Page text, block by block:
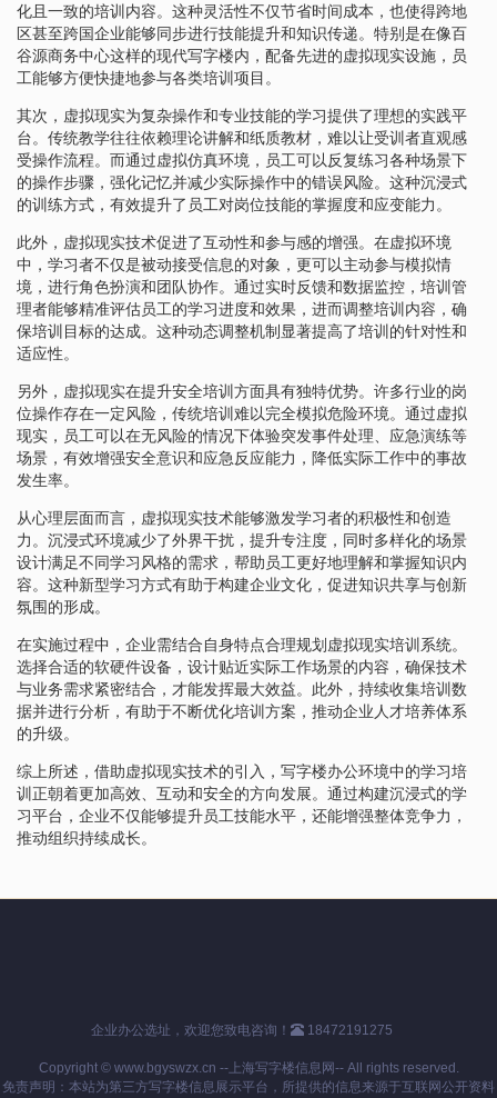
化且一致的培训内容。这种灵活性不仅节省时间成本，也使得跨地
区甚至跨国企业能够同步进行技能提升和知识传递。特别是在像百
谷源商务中心这样的现代写字楼内，配备先进的虚拟现实设施，员
工能够方便快捷地参与各类培训项目。
其次，虚拟现实为复杂操作和专业技能的学习提供了理想的实践平
台。传统教学往往依赖理论讲解和纸质教材，难以让受训者直观感
受操作流程。而通过虚拟仿真环境，员工可以反复练习各种场景下
的操作步骤，强化记忆并减少实际操作中的错误风险。这种沉浸式
的训练方式，有效提升了员工对岗位技能的掌握度和应变能力。
此外，虚拟现实技术促进了互动性和参与感的增强。在虚拟环境
中，学习者不仅是被动接受信息的对象，更可以主动参与模拟情
境，进行角色扮演和团队协作。通过实时反馈和数据监控，培训管
理者能够精准评估员工的学习进度和效果，进而调整培训内容，确
保培训目标的达成。这种动态调整机制显著提高了培训的针对性和
适应性。
另外，虚拟现实在提升安全培训方面具有独特优势。许多行业的岗
位操作存在一定风险，传统培训难以完全模拟危险环境。通过虚拟
现实，员工可以在无风险的情况下体验突发事件处理、应急演练等
场景，有效增强安全意识和应急反应能力，降低实际工作中的事故
发生率。
从心理层面而言，虚拟现实技术能够激发学习者的积极性和创造
力。沉浸式环境减少了外界干扰，提升专注度，同时多样化的场景
设计满足不同学习风格的需求，帮助员工更好地理解和掌握知识内
容。这种新型学习方式有助于构建企业文化，促进知识共享与创新
氛围的形成。
在实施过程中，企业需结合自身特点合理规划虚拟现实培训系统。
选择合适的软硬件设备，设计贴近实际工作场景的内容，确保技术
与业务需求紧密结合，才能发挥最大效益。此外，持续收集培训数
据并进行分析，有助于不断优化培训方案，推动企业人才培养体系
的升级。
综上所述，借助虚拟现实技术的引入，写字楼办公环境中的学习培
训正朝着更加高效、互动和安全的方向发展。通过构建沉浸式的学
习平台，企业不仅能够提升员工技能水平，还能增强整体竞争力，
推动组织持续成长。
企业办公选址，欢迎您致电咨询！ 18472191275
Copyright © www.bgyswzx.cn --上海写字楼信息网-- All rights reserved.
免责声明：本站为第三方写字楼信息展示平台，所提供的信息来源于互联网公开资料